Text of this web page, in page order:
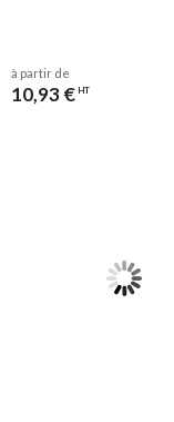
à partir de
10,93 € HT